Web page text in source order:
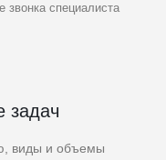
звонка специалиста
задач
виды и объемы